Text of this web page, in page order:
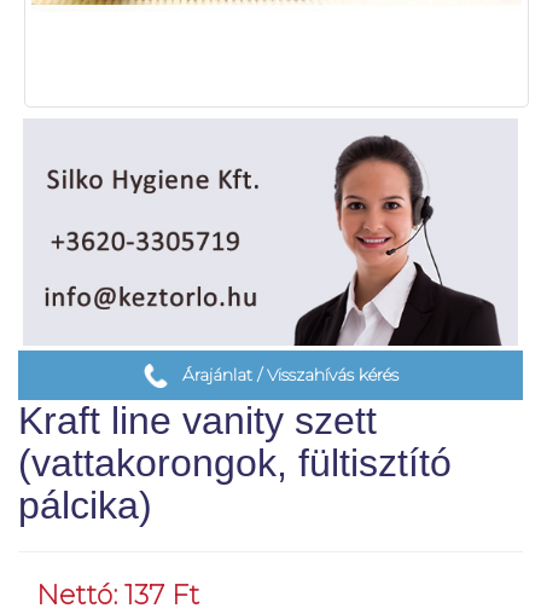
Árajánlat / Visszahívás kérés
Kraft line vanity szett
(vattakorongok, fültisztító
pálcika)
Nettó: 137 Ft